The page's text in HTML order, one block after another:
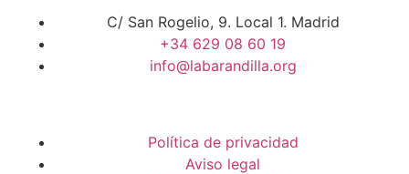
C/ San Rogelio, 9. Local 1. Madrid
+34 629 08 60 19
info@labarandilla.org
Política de privacidad
Aviso legal